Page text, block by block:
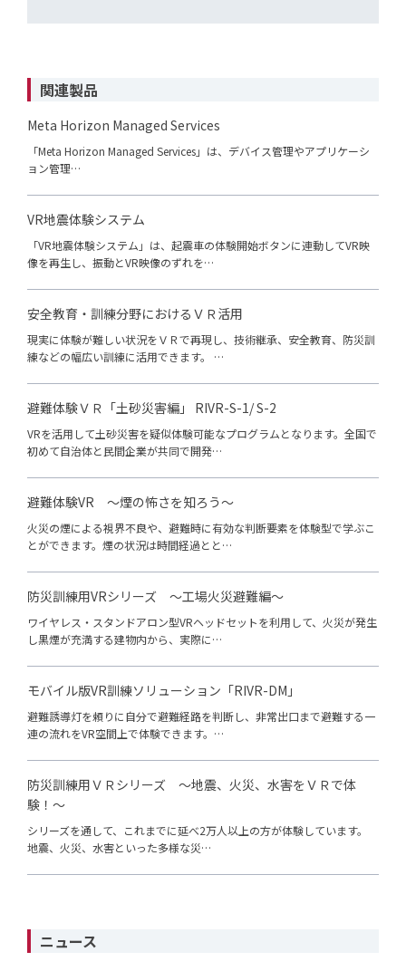
関連製品
Meta Horizon Managed Services
「Meta Horizon Managed Services」は、デバイス管理やアプリケーシ
ョン管理…
VR地震体験システム
「VR地震体験システム」は、起震車の体験開始ボタンに連動してVR映
像を再生し、振動とVR映像のずれを…
安全教育・訓練分野におけるＶＲ活用
現実に体験が難しい状況をＶＲで再現し、技術継承、安全教育、防災訓
練などの幅広い訓練に活用できます。 …
避難体験ＶＲ「土砂災害編」 RIVR-S-1/ S-2
VRを活用して土砂災害を疑似体験可能なプログラムとなります。全国で
初めて自治体と民間企業が共同で開発…
避難体験VR ～煙の怖さを知ろう～
火災の煙による視界不良や、避難時に有効な判断要素を体験型で学ぶこ
とができます。煙の状況は時間経過とと…
防災訓練用VRシリーズ ～工場火災避難編～
ワイヤレス・スタンドアロン型VRヘッドセットを利用して、火災が発生
し黒煙が充満する建物内から、実際に…
モバイル版VR訓練ソリューション「RIVR-DM」
避難誘導灯を頼りに自分で避難経路を判断し、非常出口まで避難する一
連の流れをVR空間上で体験できます。…
防災訓練用ＶＲシリーズ ～地震、火災、水害をＶＲで体
験！～
シリーズを通して、これまでに延べ2万人以上の方が体験しています。
地震、火災、水害といった多様な災…
ニュース